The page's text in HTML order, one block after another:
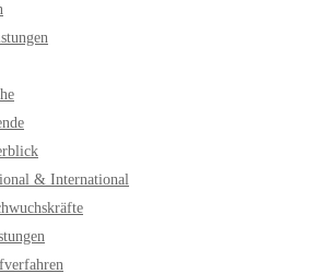
& International